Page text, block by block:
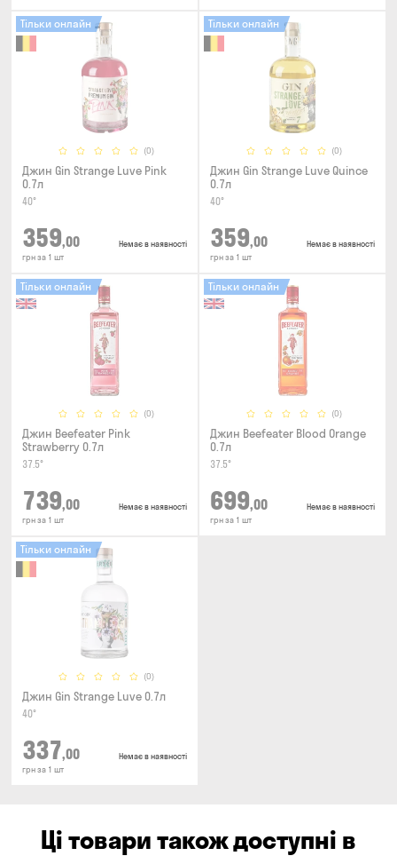
(0)
Тільки онлайн
Джин Gin Strange Luve Pink
0.7л
40°
359,00
грн за 1 шт
Немає в наявності
(0)
Тільки онлайн
Джин Gin Strange Luve Quince
0.7л
40°
359,00
грн за 1 шт
Немає в наявності
(0)
Тільки онлайн
Джин Beefeater Pink
Strawberry 0.7л
37.5°
739,00
грн за 1 шт
Немає в наявності
(0)
Тільки онлайн
Джин Beefeater Blood Orange
0.7л
37.5°
699,00
грн за 1 шт
Немає в наявності
(0)
Тільки онлайн
Джин Gin Strange Luve 0.7л
40°
337,00
грн за 1 шт
Немає в наявності
Ці товари також доступні в